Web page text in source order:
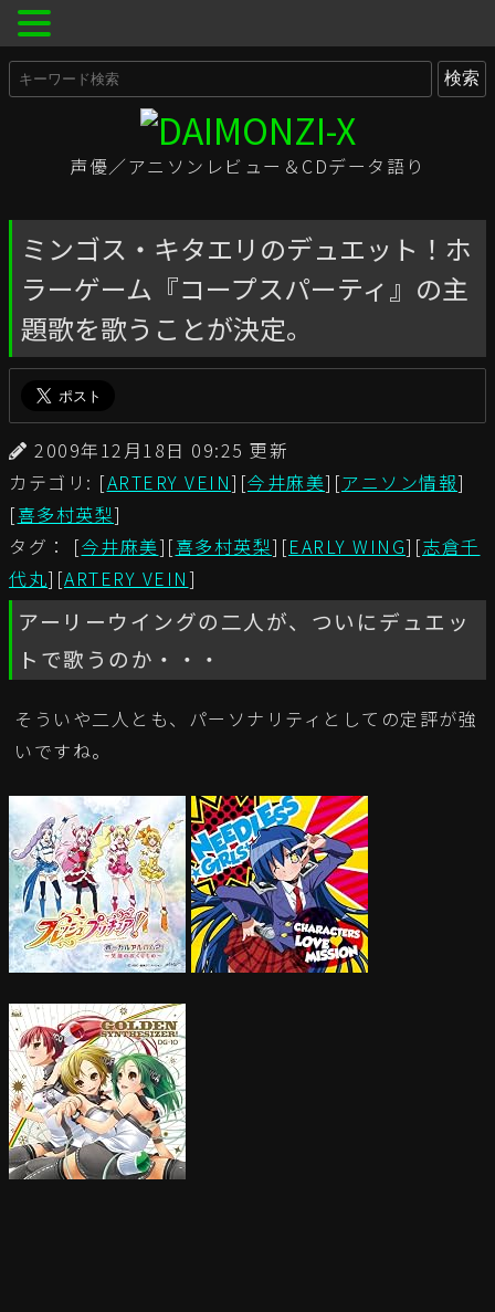
声優／アニソンレビュー＆CDデータ語り
ミンゴス・キタエリのデュエット！ホ
ラーゲーム『コープスパーティ』の主
題歌を歌うことが決定。
2009年12月18日 09:25 更新
カテゴリ: [ARTERY VEIN][今井麻美][アニソン情報]
[喜多村英梨]
タグ： [今井麻美][喜多村英梨][EARLY WING][志倉千
代丸][ARTERY VEIN]
アーリーウイングの二人が、ついにデュエッ
トで歌うのか・・・
そういや二人とも、パーソナリティとしての定評が強
いですね。